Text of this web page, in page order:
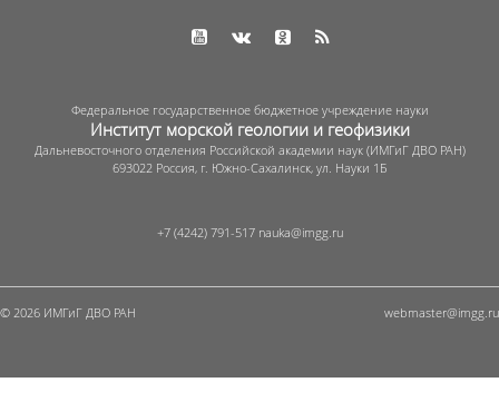
Федеральное государственное бюджетное учреждение науки
Институт морской геологии и геофизики
Дальневосточного отделения Российской академии наук (ИМГиГ ДВО РАН)
693022 Россия, г. Южно-Сахалинск, ул. Науки 1Б
+7 (4242) 791-517
© 2026 ИМГиГ ДВО РАН